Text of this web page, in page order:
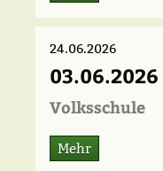
24.06.2026
Volksschule
Mehr